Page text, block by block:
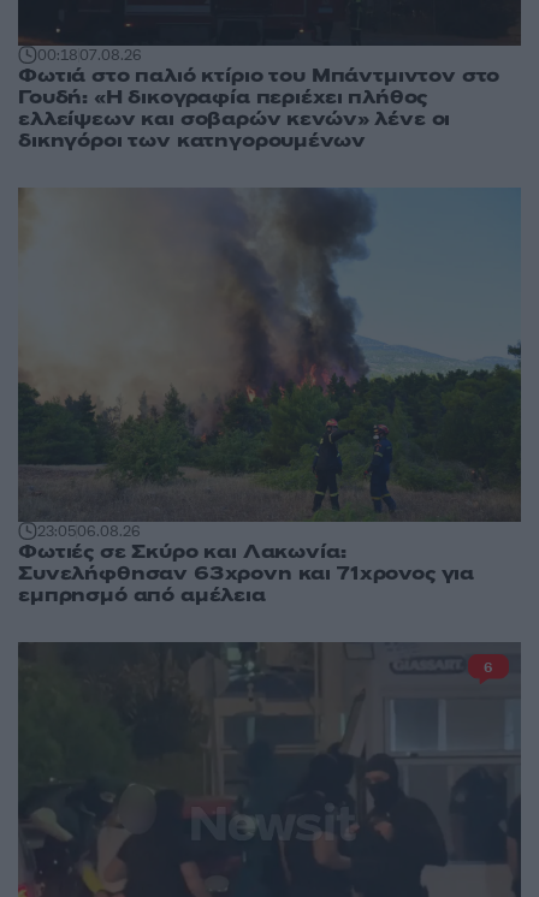
00:1807.08.26
Φωτιά στο παλιό κτίριο του Μπάντμιντον στο
Γουδή: «Η δικογραφία περιέχει πλήθος
ελλείψεων και σοβαρών κενών» λένε οι
δικηγόροι των κατηγορουμένων
23:0506.08.26
Φωτιές σε Σκύρο και Λακωνία:
Συνελήφθησαν 63χρονη και 71χρονος για
εμπρησμό από αμέλεια
6